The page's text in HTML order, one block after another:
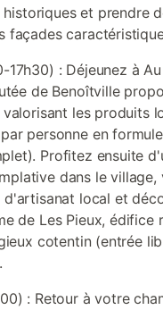
et prendre
façades
17h30) : Déjeunez à
de Benoîtville
valorisant les produits
personne en
Profitez ensuite
dans le village,
local et
de Les Pieux, édifice
cotentin (entrée
: Retour à votre